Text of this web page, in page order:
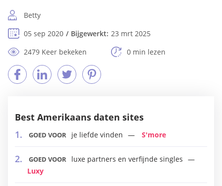
Betty
05 sep 2020
Bijgewerkt: 23 mrt 2025
2479 Keer bekeken
0 min lezen
Best Amerikaans daten sites
GOED VOOR je liefde vinden S'more
GOED VOOR
luxe partners en verfijnde singles
Luxy